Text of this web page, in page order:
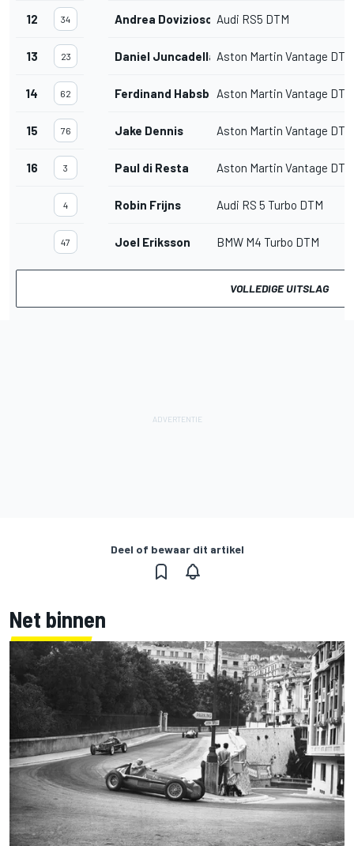
12 34 Andrea Dovizioso Audi RS5 DTM
13 23 Daniel Juncadella Aston Martin Vantage DTM
14 62 Ferdinand HabsburgAston Martin Vantage DTM
15 76 Jake Dennis Aston Martin Vantage DTM
16 3 Paul di Resta Aston Martin Vantage DTM
4 Robin Frijns Audi RS 5 Turbo DTM
47 Joel Eriksson BMW M4 Turbo DTM
VOLLEDIGE UITSLAG
Deel of bewaar dit artikel
Net binnen